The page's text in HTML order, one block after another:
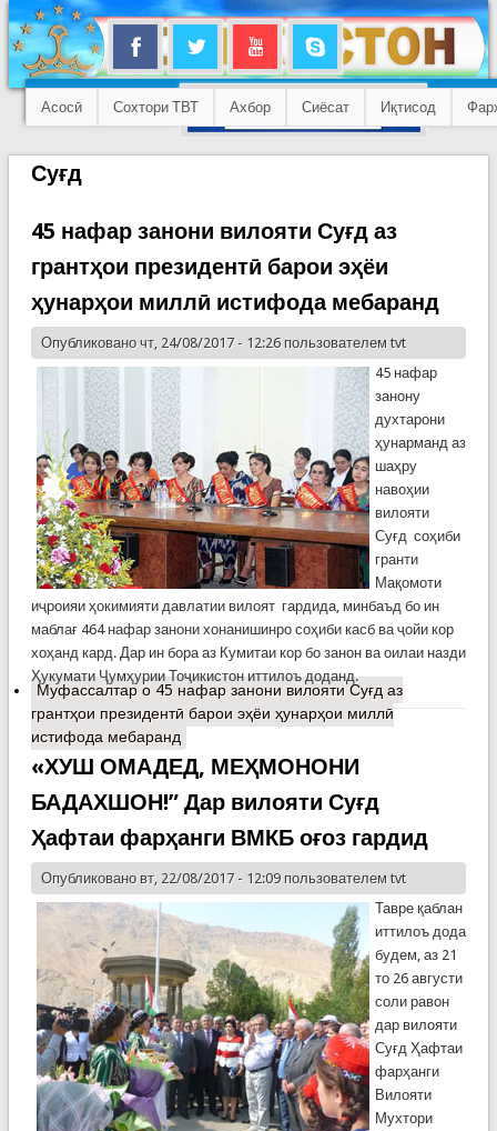
Асосӣ Сохтори ТВТ Ахбор Сиёсат Иқтисод
Суғд
45 нафар занони вилояти Суғд аз
грантҳои президентӣ барои эҳёи
ҳунарҳои миллӣ истифода мебаранд
Опубликовано чт, 24/08/2017 - 12:26 пользователем tvt
45 нафар
занону
духтарони
ҳунарманд аз
шаҳру
навоҳии
вилояти
Суғд соҳиби
гранти
Мақомоти
иҷроияи ҳокимияти давлатии вилоят гардида, минбаъд бо ин
маблағ 464 нафар занони хонанишинро соҳиби касб ва ҷойи кор
хоҳанд кард. Дар ин бора аз Кумитаи кор бо занон ва оилаи назди
Ҳукумати Ҷумҳурии Тоҷикистон иттилоъ доданд.
Муфассалтаро 45 нафар занони вилояти Суғд аз
грантҳои президентӣ барои эҳёи ҳунарҳои миллӣ
истифода мебаранд
«ХУШ ОМАДЕД, МЕҲМОНОНИ
БАДАХШОН!” Дар вилояти Суғд
Ҳафтаи фарҳанги ВМКБ оғоз гардид
Опубликовано вт, 22/08/2017 - 12:09 пользователем tvt
Тавре қаблан
иттилоъ дода
будем, аз 21
то 26 августи
соли равон
дар вилояти
Суғд Ҳафтаи
фарҳанги
Вилояти
Мухтори